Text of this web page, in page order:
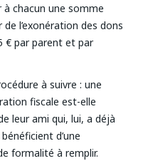
chacun une somme
l’exonération des dons
€ par parent et par
à suivre : une
fiscale est-elle
leur ami qui, lui, a déjà
d’une
formalité à remplir.